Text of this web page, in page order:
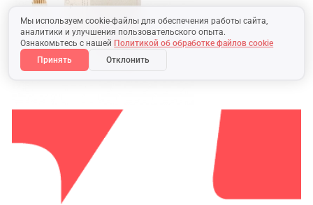
Мы используем cookie-файлы для обеспечения работы сайта,
аналитики и улучшения пользовательского опыта.
Ознакомьтесь с нашей Политикой об обработке файлов cookie
Принять
Отклонить